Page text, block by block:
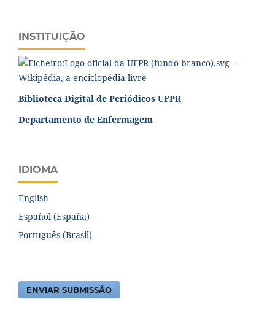
INSTITUIÇÃO
Biblioteca Digital de Periódicos UFPR
Departamento de Enfermagem
IDIOMA
English
Español (España)
Português (Brasil)
ENVIAR SUBMISSÃO